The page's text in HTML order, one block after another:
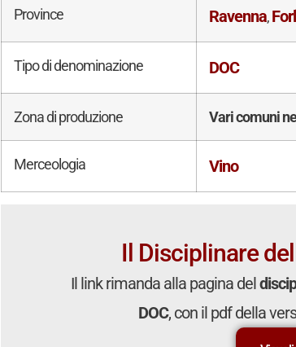
Province Ravenna,
Tipo di denominazione DOC
Zona di produzione Vari comuni
Merceologia Vino
Il Disciplinare
Il link rimanda alla pagina del
DOC, con il pdf della